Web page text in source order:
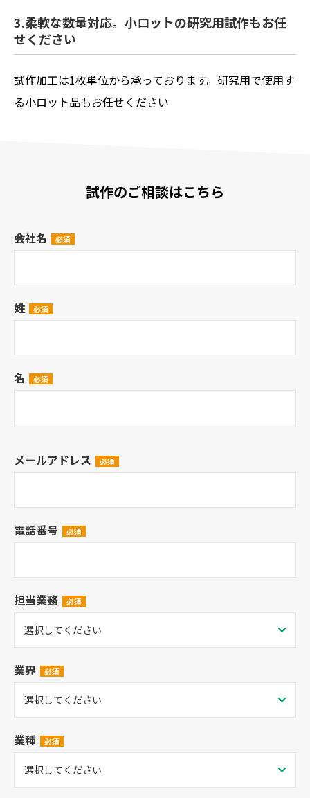
3.柔軟な数量対応。小ロットの研究用試作もお任
せください
試作加工は1枚単位から承っております。研究用で使用す
る小ロット品もお任せください
試作のご相談はこちら
会社名
姓
名
メールアドレス
電話番号
担当業務
業界
業種